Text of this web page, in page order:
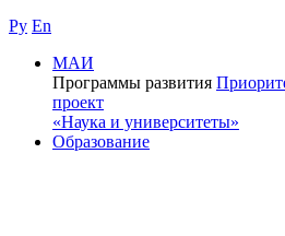
Ру En
МАИ
Программы развития
проект
«Наука и университеты»
Образование